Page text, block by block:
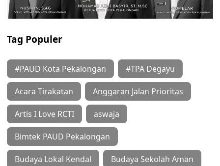
Tag Populer
#PAUD Kota Pekalongan #TPA Degayu
Acara Tirakatan Anggaran Jalan Prioritas
Artis I Love RCTI aswaja
Bimtek PAUD Pekalongan
Budaya Lokal Kendal Budaya Sekolah Aman